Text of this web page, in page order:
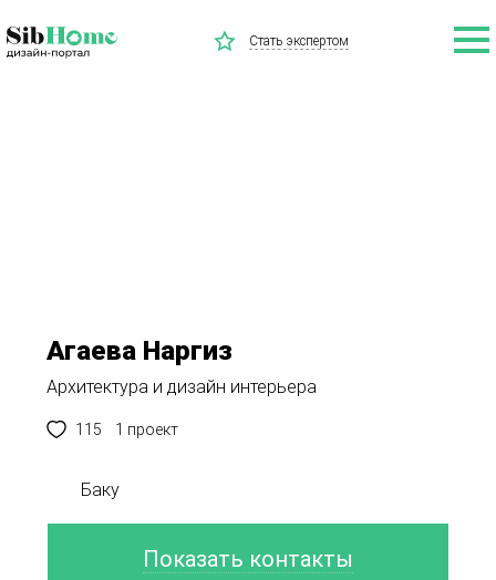
Стать экспертом
Агаева Наргиз
Архитектура и дизайн интерьера
115 1 проект
Баку
Показать контакты